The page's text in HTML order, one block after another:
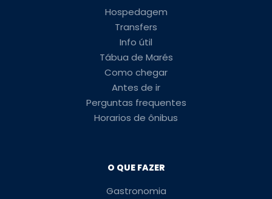
Hospedagem
Transfers
Info útil
Tábua de Marés
Como chegar
Antes de ir
Perguntas frequentes
Horarios de ônibus
O QUE FAZER
Gastronomia